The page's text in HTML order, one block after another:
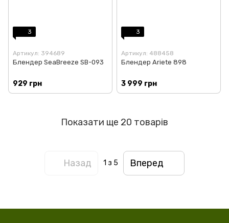
3
Артикул: 394689
Блендер SeaBreeze SB-093
929 грн
3
Артикул: 488458
Блендер Ariete 898
3 999 грн
Показати ще 20 товарів
Назад 1 з 5 Вперед